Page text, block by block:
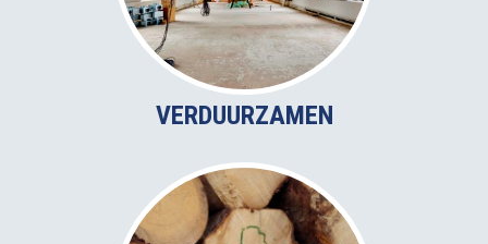
VERDUURZAMEN